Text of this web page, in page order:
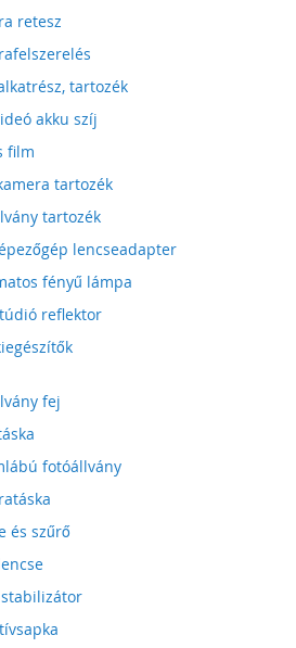
retesz
tartozék
akku szíj
film
tartozék
tartozék
lencseadapter
fényű lámpa
reflektor
fej
fotóállvány
és szűrő